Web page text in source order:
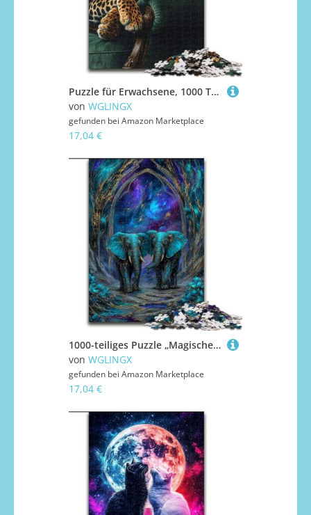
Puzzle für Erwachsene, 1000 Teile, Leopard auf dem Sofa, Puzzle für Erwachsene, 1000 Teile, lustiges Geschenk und Aktivität für zu Hause (Größe 26x38cm)
von WGLINGX
gefunden bei Amazon Marketplace
17,04 €
1000-teiliges Puzzle „Magischer Elefant“, Puzzles mit 1000 Teilen für Erwachsene, Teenager, Stressabbau, Cooles einzigartiges Geschenk für die Familie (Größe 26x38cm)
von WGLINGX
gefunden bei Amazon Marketplace
17,04 €